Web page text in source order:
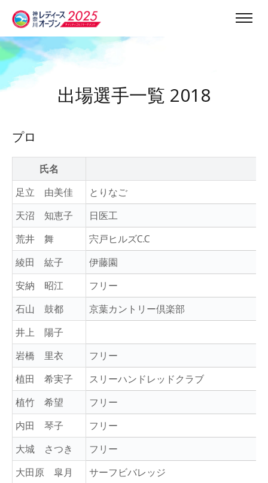
出場選手一覧 2018
プロ
氏名
足立 由美佳
とりなご
天沼 知恵子
日医工
荒井 舞
宍戸ヒルズC.C
綾田 紘子
伊藤園
安納 昭江
フリー
石山 鼓都
京葉カントリー倶楽部
井上 陽子
岩橋 里衣
フリー
植田 希実子
スリーハンドレッドクラブ
植竹 希望
フリー
内田 琴子
フリー
大城 さつき
フリー
大田原 皐月
サーフビバレッジ